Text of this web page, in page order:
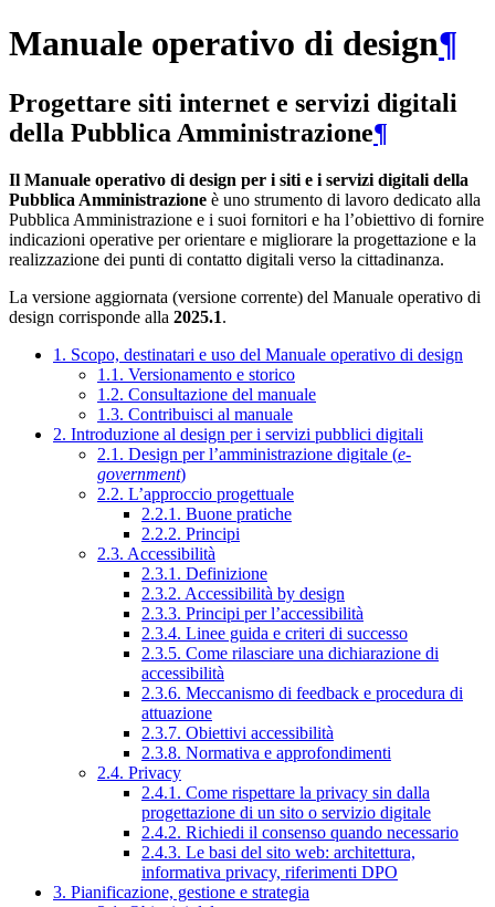
Manuale operativo di design¶
Progettare siti internet e servizi digitali
della Pubblica Amministrazione¶
Il Manuale operativo di design per i siti e i servizi digitali della
Pubblica Amministrazione è uno strumento di lavoro dedicato alla
Pubblica Amministrazione e i suoi fornitori e ha l’obiettivo di fornire
indicazioni operative per orientare e migliorare la progettazione e la
realizzazione dei punti di contatto digitali verso la cittadinanza.
La versione aggiornata (versione corrente) del Manuale operativo di
design corrisponde alla 2025.1.
1. Scopo, destinatari e uso del Manuale operativo di design
1.1. Versionamento e storico
1.2. Consultazione del manuale
1.3. Contribuisci al manuale
2. Introduzione al design per i servizi pubblici digitali
2.1. Design per l’amministrazione digitale (e-
government)
2.2. L’approccio progettuale
2.2.1. Buone pratiche
2.2.2. Principi
2.3. Accessibilità
2.3.1. Definizione
2.3.2. Accessibilità by design
2.3.3. Principi per l’accessibilità
2.3.4. Linee guida e criteri di successo
2.3.5. Come rilasciare una dichiarazione di
accessibilità
2.3.6. Meccanismo di feedback e procedura di
attuazione
2.3.7. Obiettivi accessibilità
2.3.8. Normativa e approfondimenti
2.4. Privacy
2.4.1. Come rispettare la privacy sin dalla
progettazione di un sito o servizio digitale
2.4.2. Richiedi il consenso quando necessario
2.4.3. Le basi del sito web: architettura,
informativa privacy, riferimenti DPO
3. Pianificazione, gestione e strategia